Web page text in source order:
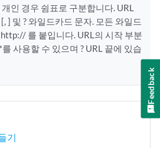
인 경우 쉼표로 구분합니다. URL
[, ] 및 ? 와일드카드 문자. 모든 와일드
를 붙입니다. URL의 시작 부분
사용할 수 있으며 ? URL 끝에 있습
기
Feedback